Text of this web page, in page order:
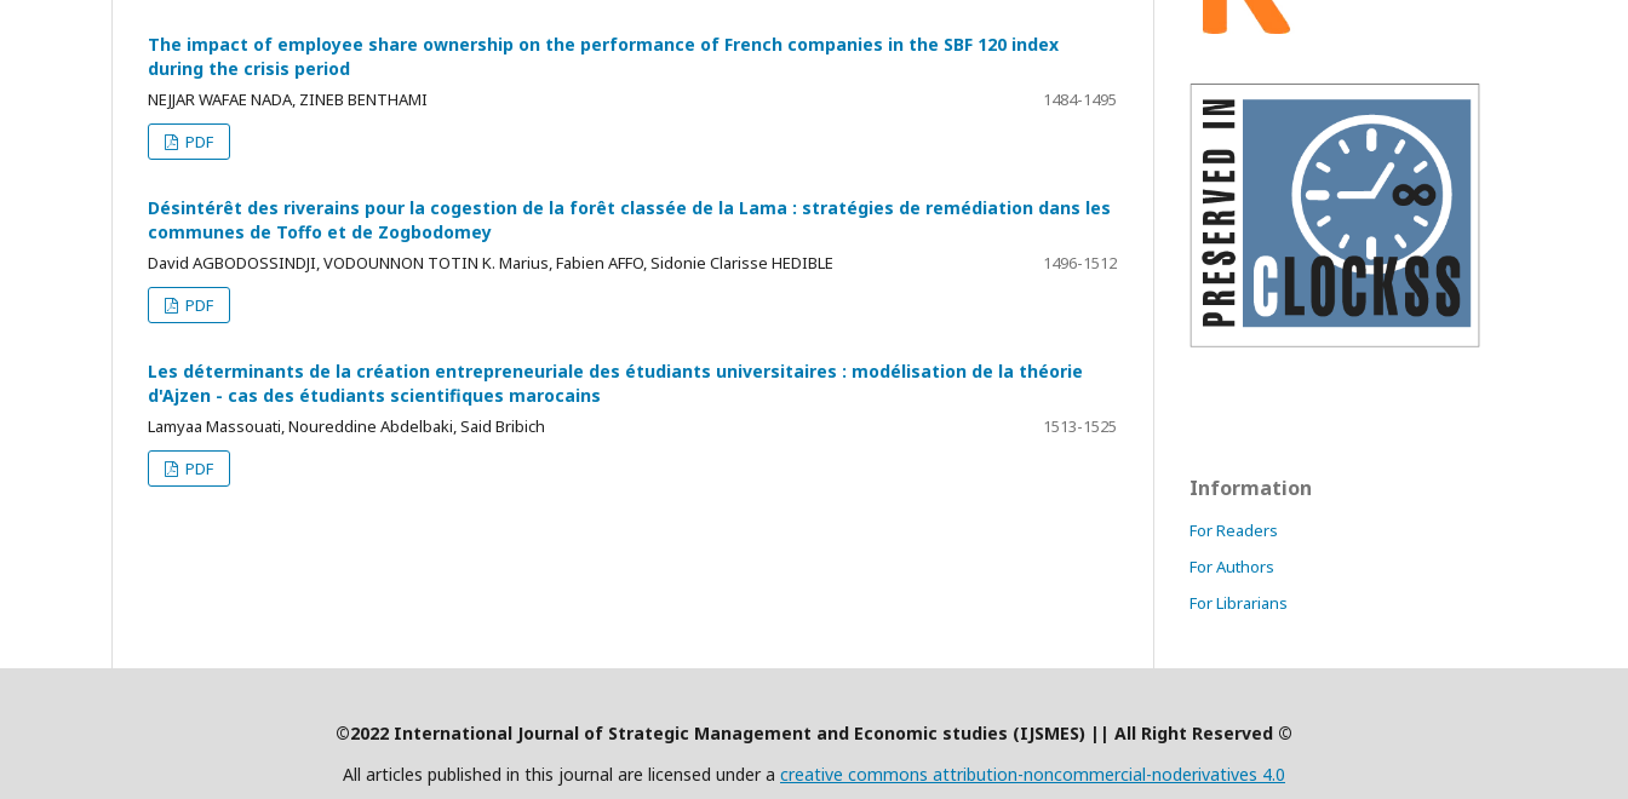
The impact of employee share ownership on the performance of French companies in the SBF 120 index
during the crisis period
NEJJAR WAFAE NADA, ZINEB BENTHAMI
1484-1495
PDF
Désintérêt des riverains pour la cogestion de la forêt classée de la Lama : stratégies de remédiation dans les
communes de Toffo et de Zogbodomey
David AGBODOSSINDJI, VODOUNNON TOTIN K. Marius, Fabien AFFO, Sidonie Clarisse HEDIBLE
1496-1512
PDF
Les déterminants de la création entrepreneuriale des étudiants universitaires : modélisation de la théorie
d'Ajzen - cas des étudiants scientifiques marocains
Lamyaa Massouati, Noureddine Abdelbaki, Said Bribich
1513-1525
PDF
Information
For Readers
For Authors
For Librarians
©2022 International Journal of Strategic Management and Economic studies (IJSMES) | | All Right Reserved ©
All articles published in this journal are licensed under a creative commons attribution-noncommercial-noderivatives 4.0